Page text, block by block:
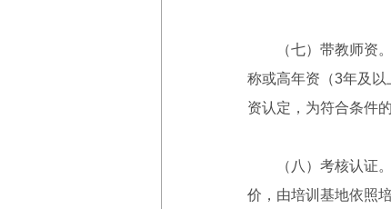
（七）带教师资。
称或高年资（3年及
资认定，为符合条件
（八）考核认证。
价，由培训基地依照